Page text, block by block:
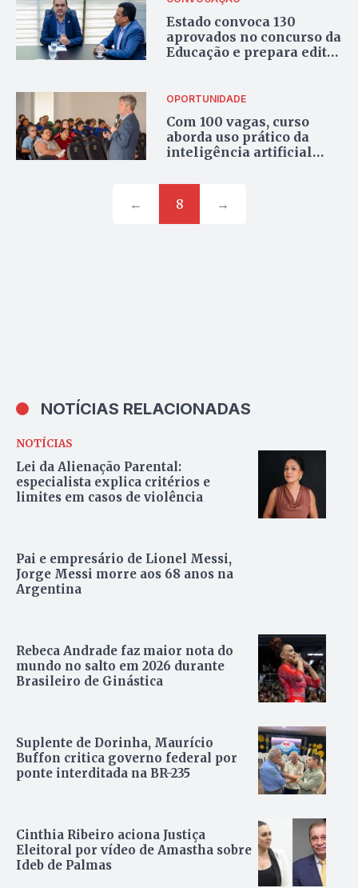
Estado convoca 130
aprovados no concurso da
Educação e prepara edital
OPORTUNIDADE
Com 100 vagas, curso
aborda uso prático da
inteligência artificial
criatividade em Palmas
←
8 →
NOTÍCIAS RELACIONADAS
NOTÍCIAS
Lei da Alienação Parental:
especialista explica critérios e
limites em casos de violência
Pai e empresário de Lionel Messi,
Jorge Messi morre aos 68 anos na
Argentina
Rebeca Andrade faz maior nota do
mundo no salto em 2026 durante
Brasileiro de Ginástica
Suplente de Dorinha, Maurício
Buffon critica governo federal por
ponte interditada na BR-235
Cinthia Ribeiro aciona Justiça
Eleitoral por vídeo de Amastha sobre
Ideb de Palmas